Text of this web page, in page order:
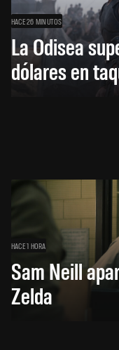
HACE 26 MINUTOS
La Odisea
dólares en
HACE 1 HORA
Sam Neill
Zelda